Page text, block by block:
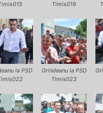
Timis019
la PSD
Grindeanu la PSD
Timis023